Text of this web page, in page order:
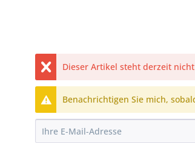
Dieser Artikel steht derzeit
Benachrichtigen Sie mich,